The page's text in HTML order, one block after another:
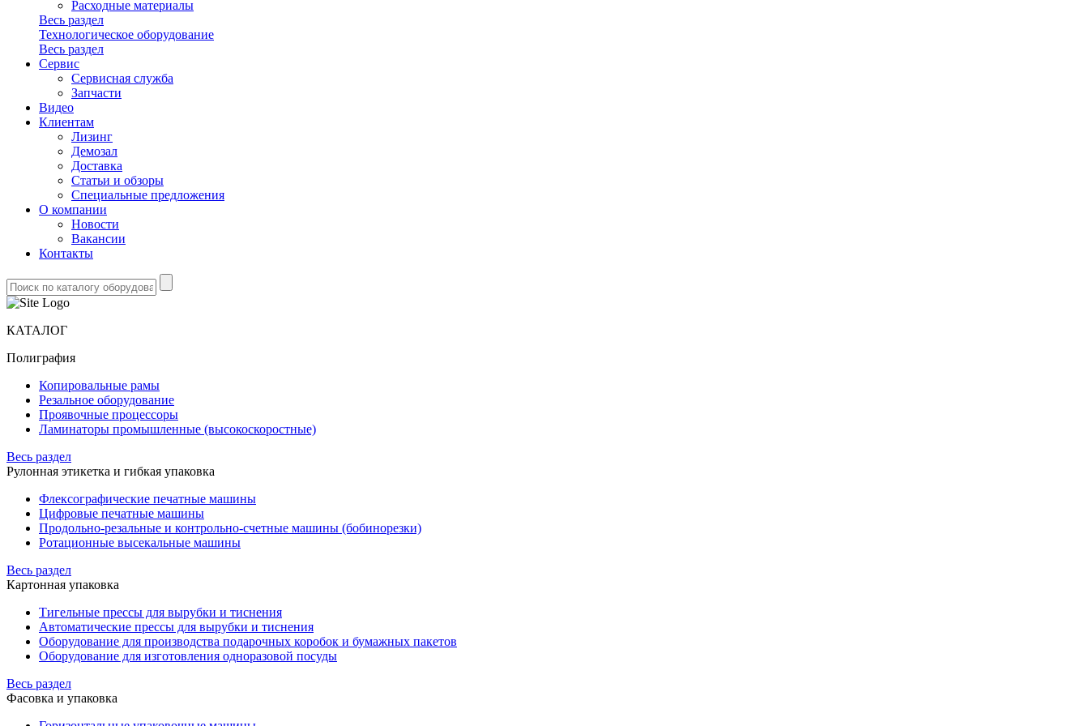
Расходные материалы
Весь раздел
Технологическое оборудование
Весь раздел
Сервис
Сервисная служба
Запчасти
Видео
Клиентам
Лизинг
Демозал
Доставка
Статьи и обзоры
Специальные предложения
О компании
Новости
Вакансии
Контакты
КАТАЛОГ
Полиграфия
Копировальные рамы
Резальное оборудование
Проявочные процессоры
Ламинаторы промышленные (высокоскоростные)
Весь раздел
Рулонная этикетка и гибкая упаковка
Флексографические печатные машины
Цифровые печатные машины
Продольно-резальные и контрольно-счетные машины (бобинорезки)
Ротационные высекальные машины
Весь раздел
Картонная упаковка
Тигельные прессы для вырубки и тиснения
Автоматические прессы для вырубки и тиснения
Оборудование для производства подарочных коробок и бумажных пакетов
Оборудование для изготовления одноразовой посуды
Весь раздел
Фасовка и упаковка